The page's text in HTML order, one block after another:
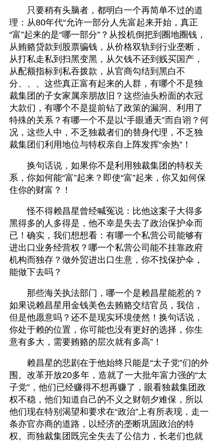
只要稍有头脑者，都明白一个再简单不过的道
理：从80年代“允许一部分人先富起来开始，真正
“富”起来的是“哪一部分”？从投机倒把到圈地圈钱，
从贿赂贷款到股票骗钱，从价格双轨到行业垄断，
从打私走私到扫黑变黑，从欠钱不还到贱买国产，
从配额指标到私吞拨款，从官商勾结到黑白不
分、、、这些真正富有起来的人群，有哪个不是独
裁集团的子女家属亲朋故旧？这些油头粉面的衣冠
大款们，有哪个不是提前钻了政策的漏洞、利用了
特殊的关系？有哪一个不是以“手眼通天”而自诩？何
况，这些人中，不乏独裁者们的替身代理，不乏独
裁集团们利用地位与特权亲自上阵发挥“余热”！
换句话说，如果你不是利用独裁集团的特权关
系，你如何能“富”起来？即使“富”起来，你又如何保
住你的财富？！
怪不得赖昌星曾经喊冤说：比他这案子大得多
黑得多的人多得是，他不幸是失去了政治保护伞而
已！确实，我们想想看：有哪一个私营公司能够有
进出口业务经营权？哪一个私营公司能不挂靠政府
机构而独存？做外贸进出口生意，你不找保护伞，
能做下去吗？
那些海关执法部门，哪一个是赖昌星能惹的？
如果说赖昌星用金钱美色去贿赂交结官员，我信，
但是他愿意吗？还不是现实环境使然！换句话说，
你处于赖的位置，你可能也没有更好的选择，你生
意有多大，需要贿赂的层次就有多高”！
赖昌星的悲剧在于他始终只能是“太子党”们的外
围。改革开放20多年，造就了一大批年富力强的“太
子党”，他们已经赚得不想再赚了，眼看独裁集团政
权不稳，他们知道自己的不义之财朝夕难保，所以
他们现在特别渴望和要求在“政治”上有所表现，走一
条亦官亦商的道路，以经济的垄断巩固政治的特
权。而独裁集团既完全失去了公信力，长老们也就